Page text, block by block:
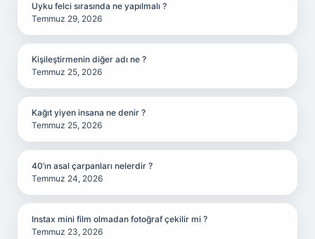
Uyku felci sırasında ne yapılmalı ?
Temmuz 29, 2026
Kişileştirmenin diğer adı ne ?
Temmuz 25, 2026
Kağıt yiyen insana ne denir ?
Temmuz 25, 2026
40’ın asal çarpanları nelerdir ?
Temmuz 24, 2026
Instax mini film olmadan fotoğraf çekilir mi ?
Temmuz 23, 2026